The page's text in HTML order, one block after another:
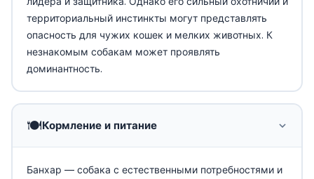
территориальный инстинкты могут представлять
опасность для чужих кошек и мелких животных. К
незнакомым собакам может проявлять
доминантность.
🍽️Кормление и питание
Банхар — собака с естественными потребностями и